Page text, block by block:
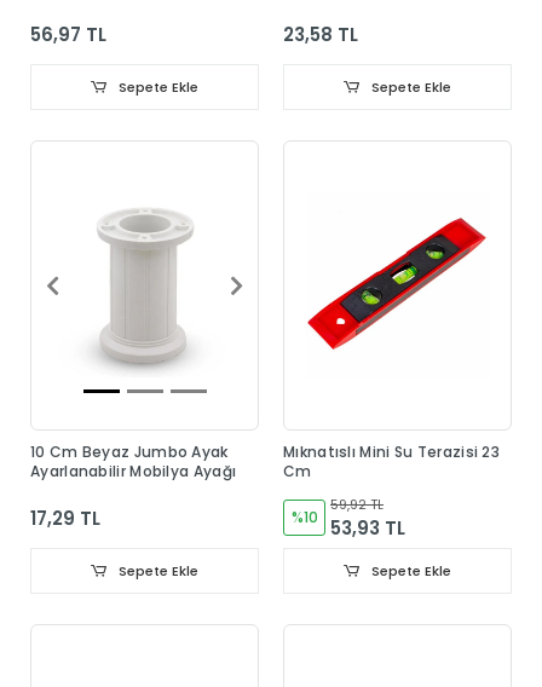
56,97 TL
Sepete Ekle
23,58 TL
Sepete Ekle
10 Cm Beyaz Jumbo Ayak
Ayarlanabilir Mobilya Ayağı
17,29 TL
Sepete Ekle
Mıknatıslı Mini Su Terazisi 23
Cm
%10
59,92 TL
53,93 TL
Sepete Ekle